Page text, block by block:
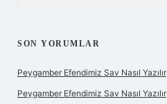
SON YORUMLAR
Peygamber Efendimiz Sav Nasıl Yazılır
Peygamber Efendimiz Sav Nasıl Yazılır